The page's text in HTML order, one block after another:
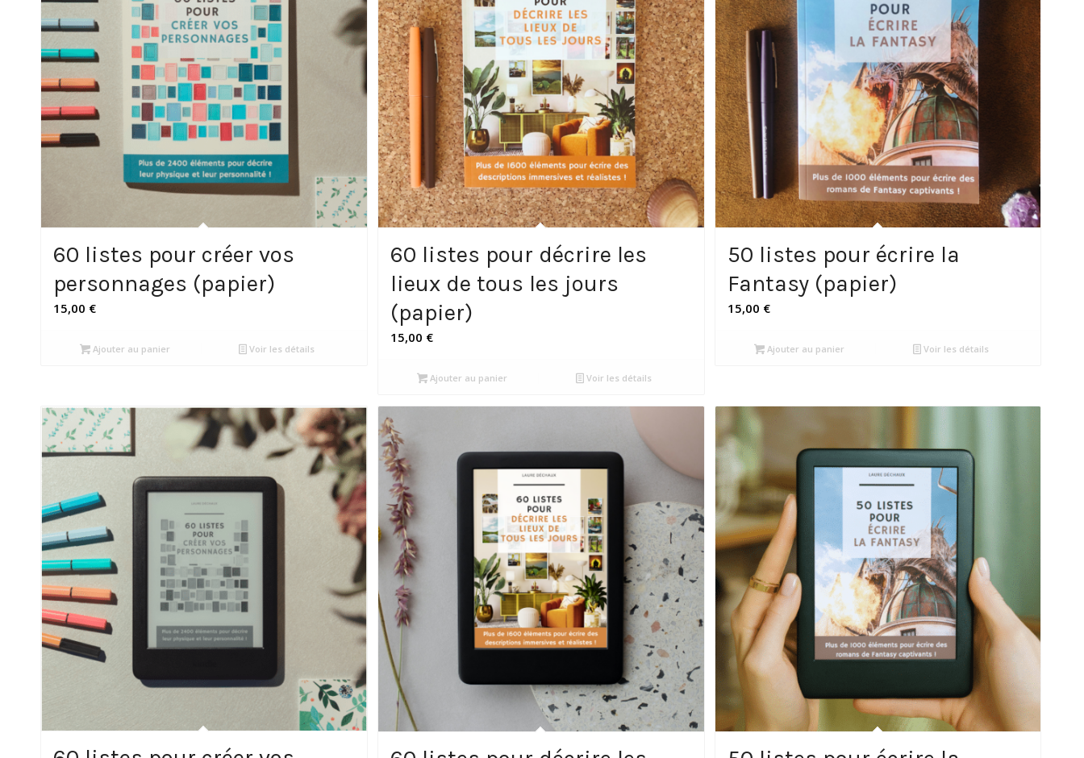
60 listes pour créer vos
personnages (papier)
15,00 €
Ajouter au panier Voir les détails
60 listes pour décrire les
lieux de tous les jours
(papier)
15,00 €
Ajouter au panier Voir les détails
50 listes pour écrire la
Fantasy (papier)
15,00 €
Ajouter au panier Voir les détails